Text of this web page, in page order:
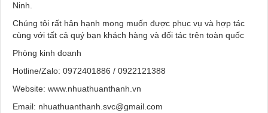
Ninh.
Chúng tôi rất hân hạnh mong muốn được phục vụ và hợp tác
cùng với tất cả quý bạn khách hàng và đối tác trên toàn quốc
Phòng kinh doanh
Hotline/Zalo: 0972401886 / 0922121388
Website: www.nhuathuanthanh.vn
Email: nhuathuanthanh.svc@gmail.com